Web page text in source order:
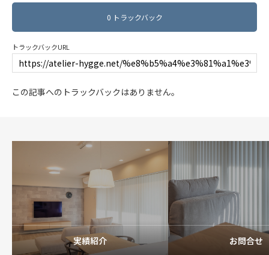
0 トラックバック
トラックバックURL
この記事へのトラックバックはありません。
実績紹介 お問合せ